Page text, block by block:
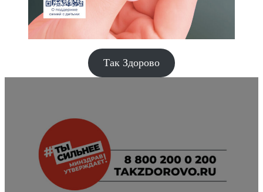
Так Здорово